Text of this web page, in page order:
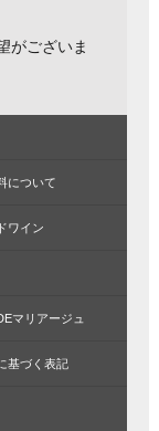
がございま
について
ワイン
マリアージュ
基づく表記